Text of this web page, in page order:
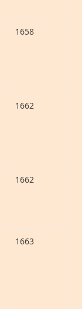
1658
1662
1662
1663